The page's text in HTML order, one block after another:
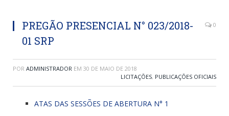
PREGÃO PRESENCIAL N° 023/2018-
01 SRP
0
POR ADMINISTRADOR EM 30 DE MAIO DE 2018
LICITAÇÕES, PUBLICAÇÕES OFICIAIS
ATAS DAS SESSÕES DE ABERTURA N° 1